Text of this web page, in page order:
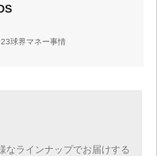
球界マネー事情
なラインナップでお届けする